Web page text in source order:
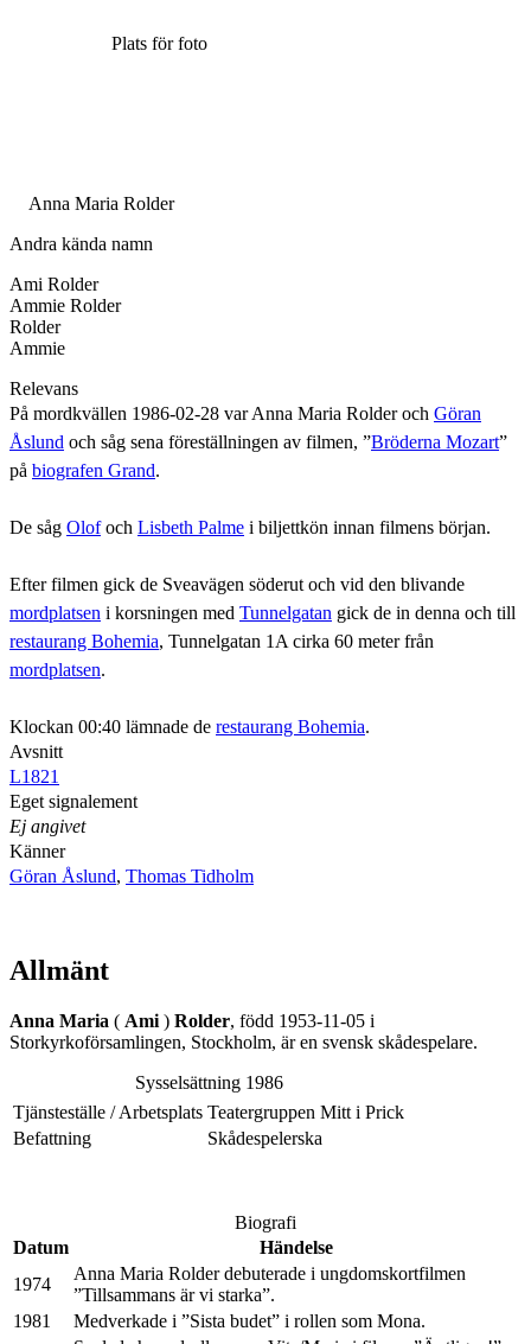
Plats för foto
Anna Maria Rolder
Andra kända namn
Ami Rolder
Ammie Rolder
Rolder
Ammie
Relevans
På mordkvällen 1986-02-28 var Anna Maria Rolder och Göran
Åslund och såg sena föreställningen av filmen, ”Bröderna Mozart”
på biografen Grand.
De såg Olofoch Lisbeth Palme i biljettkön innan filmens början.
Efter filmen gick de Sveavägen söderut och vid den blivande
mordplatsen i korsningen med Tunnelgatan gick de in denna och till
restaurang Bohemia, Tunnelgatan 1A cirka 60 meter från
mordplatsen.
Klockan 00:40 lämnade de restaurang Bohemia.
Avsnitt
L1821
Eget signalement
Ej angivet
Känner
Göran Åslund, Thomas Tidholm
Allmänt
Anna Maria ( Ami ) Rolder, född 1953-11-05 i
Storkyrkoförsamlingen, Stockholm, är en svensk skådespelare.
Sysselsättning 1986
Tjänsteställe / Arbetsplats Teatergruppen Mitt i Prick
Befattning
Skådespelerska
Biografi
Datum
Händelse
1974
Anna Maria Rolder debuterade i ungdomskortfilmen
”Tillsammans är vi starka”.
1981
Medverkade i ”Sista budet” i rollen som Mona.